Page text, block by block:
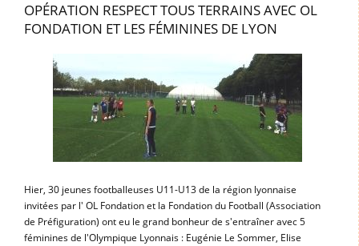
OPÉRATION RESPECT TOUS TERRAINS AVEC OL
FONDATION ET LES FÉMININES DE LYON
Hier, 30 jeunes footballeuses U11-U13 de la région lyonnaise
invitées par l' OL Fondation et la Fondation du Football (Association
de Préfiguration) ont eu le grand bonheur de s'entraîner avec 5
féminines de l'Olympique Lyonnais : Eugénie Le Sommer, Elise